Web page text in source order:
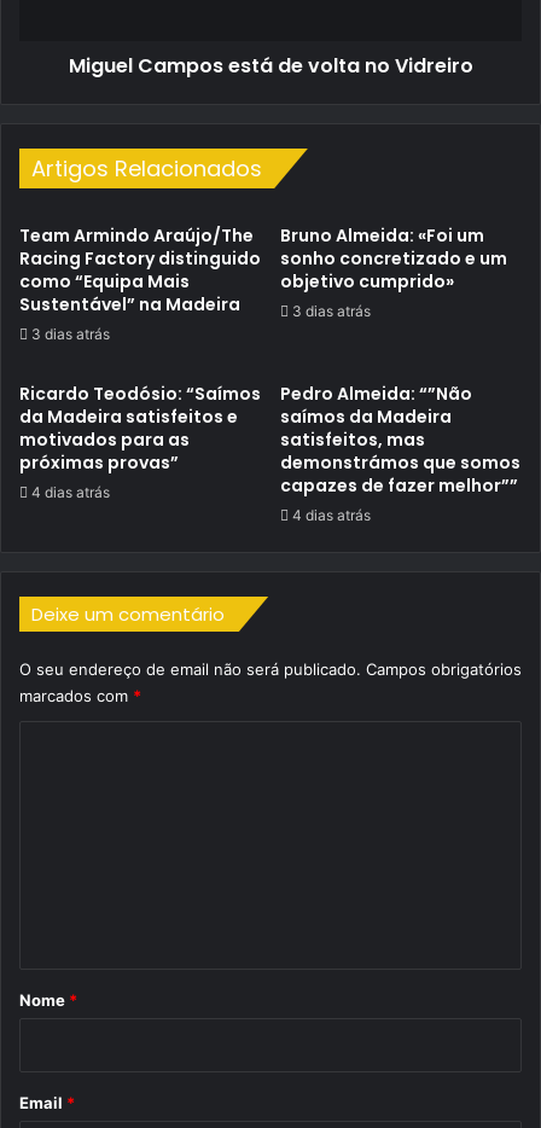
Miguel Campos está de volta no Vidreiro
Artigos Relacionados
Team Armindo Araújo/The
Racing Factory distinguido
como “Equipa Mais
Sustentável” na Madeira
3 dias atrás
Bruno Almeida: «Foi um
sonho concretizado e um
objetivo cumprido»
3 dias atrás
Ricardo Teodósio: “Saímos
da Madeira satisfeitos e
motivados para as
próximas provas”
4 dias atrás
Pedro Almeida: “”Não
saímos da Madeira
satisfeitos, mas
demonstrámos que somos
capazes de fazer melhor””
4 dias atrás
Deixe um comentário
O seu endereço de email não será publicado. Campos obrigatórios
marcados com *
r
*
Nome *
Email *